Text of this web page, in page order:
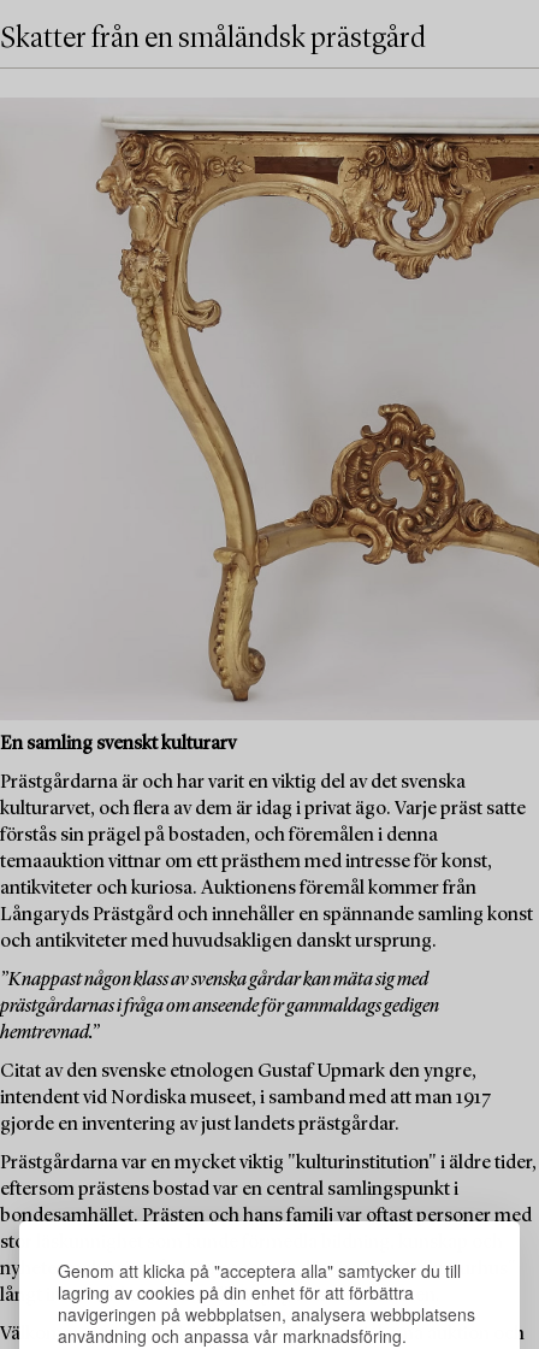
Genom att klicka på "acceptera alla" samtycker du till
lagring av cookies på din enhet för att förbättra
navigeringen på webbplatsen, analysera webbplatsens
användning och anpassa vår marknadsföring.
Skatter från en småländsk prästgård
En samling svenskt kulturarv
Prästgårdarna är och har varit en viktig del av det svenska
kulturarvet, och flera av dem är idag i privat ägo. Varje präst satte
förstås sin prägel på bostaden, och föremålen i denna
temaauktion vittnar om ett prästhem med intresse för konst,
antikviteter och kuriosa. Auktionens föremål kommer från
Långaryds Prästgård och innehåller en spännande samling konst
och antikviteter med huvudsakligen danskt ursprung.
”Knappast någon klass av svenska gårdar kan mäta sig med
prästgårdarnas i fråga om anseende för gammaldags gedigen
hemtrevnad.”
Citat av den svenske etnologen Gustaf Upmark den yngre,
intendent vid Nordiska museet, i samband med att man 1917
gjorde en inventering av just landets prästgårdar.
Prästgårdarna var en mycket viktig "kulturinstitution" i äldre tider,
eftersom prästens bostad var en central samlingspunkt i
bondesamhället. Prästen och hans familj var oftast personer med
stor läskunnighet som kunde förmedla bildning, kunskap och
nyheter, och prästgården fungerade därför som ett "kulturhus"
långt innan sådana fanns tillgängliga för allmänheten.
Välkommen att utforska de unika föremålen i denna auktion och